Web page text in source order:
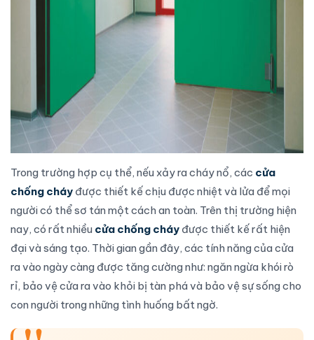
Trong trường hợp cụ thể, nếu xảy ra cháy nổ, các cửa
chống cháy được thiết kế chịu được nhiệt và lửa để mọi
người có thể sơ tán một cách an toàn. Trên thị trường hiện
nay, có rất nhiều cửa chống cháy được thiết kế rất hiện
đại và sáng tạo. Thời gian gần đây, các tính năng của cửa
ra vào ngày càng được tăng cường như: ngăn ngừa khói rò
rỉ, bảo vệ cửa ra vào khỏi bị tàn phá và bảo vệ sự sống cho
con người trong những tình huống bất ngờ.